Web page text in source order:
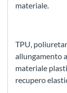
materiale.
TPU,
allungamento
materiale
recupero